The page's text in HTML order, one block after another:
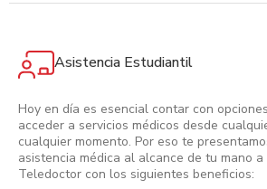
Asistencia Estudiantil
Hoy en día es esencial contar con
acceder a servicios médicos desde
cualquier momento. Por eso te
asistencia médica al alcance de tu mano
Teledoctor con los siguientes beneficios: